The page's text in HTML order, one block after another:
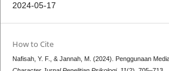
2024-05-17
How to Cite
Nafisah, Y. F., & Jannah, M. (2024). Penggunaan